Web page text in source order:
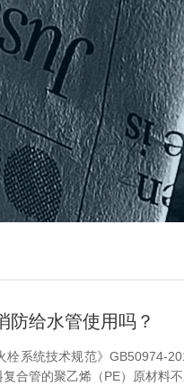
防给水管使用吗？
栓系统技术规范》GB50974-
合管的聚乙烯（PE）原材料不